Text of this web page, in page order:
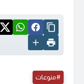
منوعات